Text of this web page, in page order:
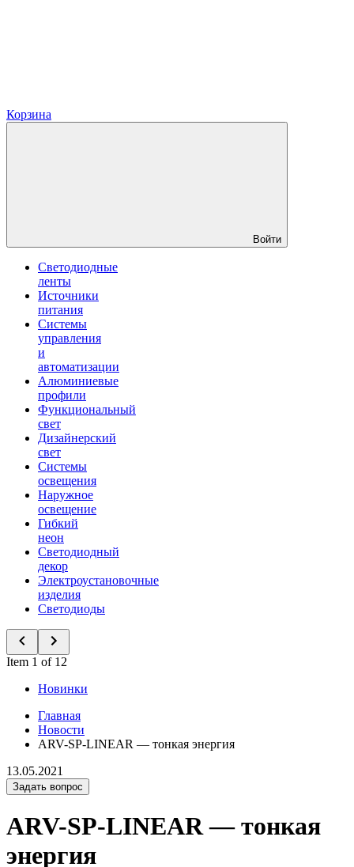
Корзина
Войти
Светодиодные
ленты
Источники
питания
Системы
управления
и
автоматизации
Алюминиевые
профили
Функциональный
свет
Дизайнерский
свет
Системы
освещения
Наружное
освещение
Гибкий
неон
Светодиодный
декор
Электроустановочные
изделия
Светодиоды
Item 1 of 12
Новинки
Главная
Новости
ARV-SP-LINEAR — тонкая энергия
13.05.2021
Задать вопрос
ARV-SP-LINEAR — тонкая
энергия